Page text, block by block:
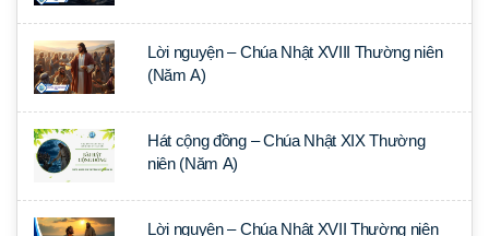
Lời nguyện – Chúa Nhật XVIII Thường niên
(Năm A)
Hát cộng đồng – Chúa Nhật XIX Thường
niên (Năm A)
Lời nguyện – Chúa Nhật XVII Thường niên